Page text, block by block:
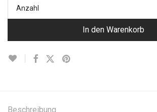
Anzahl
In den Warenkorb
Beschreibung